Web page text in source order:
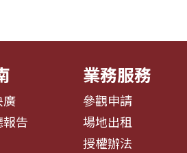
廣
告
業務服務
參觀申請
場地出租
授權辦法